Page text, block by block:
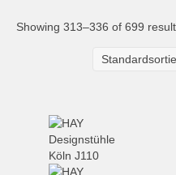
Showing 313–336 of 699